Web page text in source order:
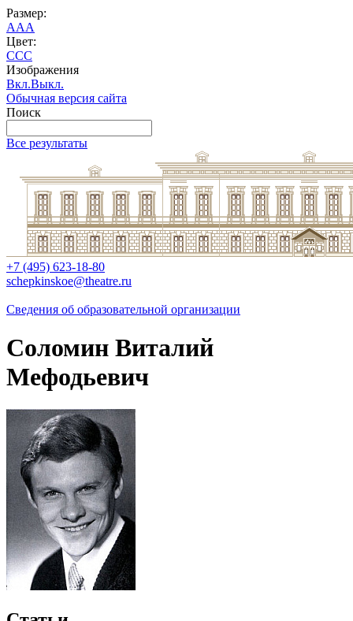
Размер:
AAA
Цвет:
CCC
Изображения
Вкл.Выкл.
Обычная версия сайта
Поиск
Все результаты
+7 (495) 623-18-80
schepkinskoe@theatre.ru
Сведения об образовательной организации
Соломин Виталий
Мефодьевич